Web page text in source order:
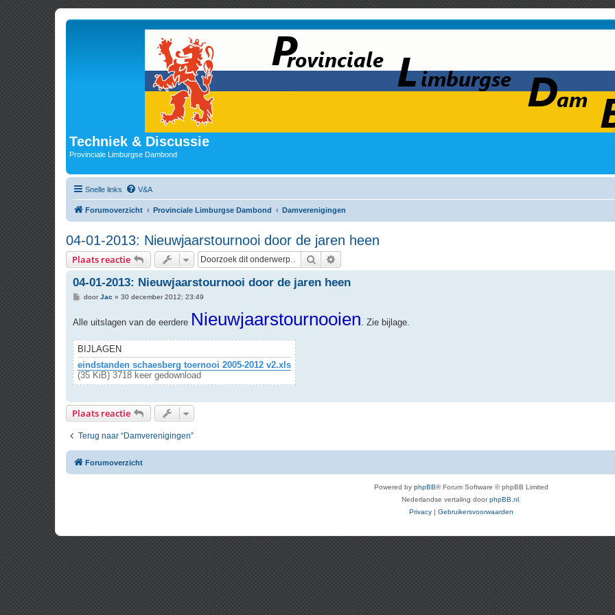
Techniek & Discussie
Provinciale Limburgse Dambond
Snelle links V&A
Forumoverzicht Provinciale Limburgse Dambond Damverenigingen
04-01-2013: Nieuwjaarstournooi door de jaren heen
Plaats reactie Zoek
04-01-2013: Nieuwjaarstournooi door de jaren heen
B
i
t
doorJac » 30 december 2012; 23:49
Alle uitslagen van de eerdere Nieuwjaarstournooien . Zie bijlage.
BIJLAGEN
eindstanden schaesberg toernooi 2005-2012 v2.xls
(35 KiB) 3718 keer gedownload
Plaats reactie
Terug naar “Damverenigingen”
Forumoverzicht
Powered by phpBB® Forum Software © phpBB Limited
Nederlandse vertaling doorphpBB.nl
Privacy | Gebruikersvoorwaarden